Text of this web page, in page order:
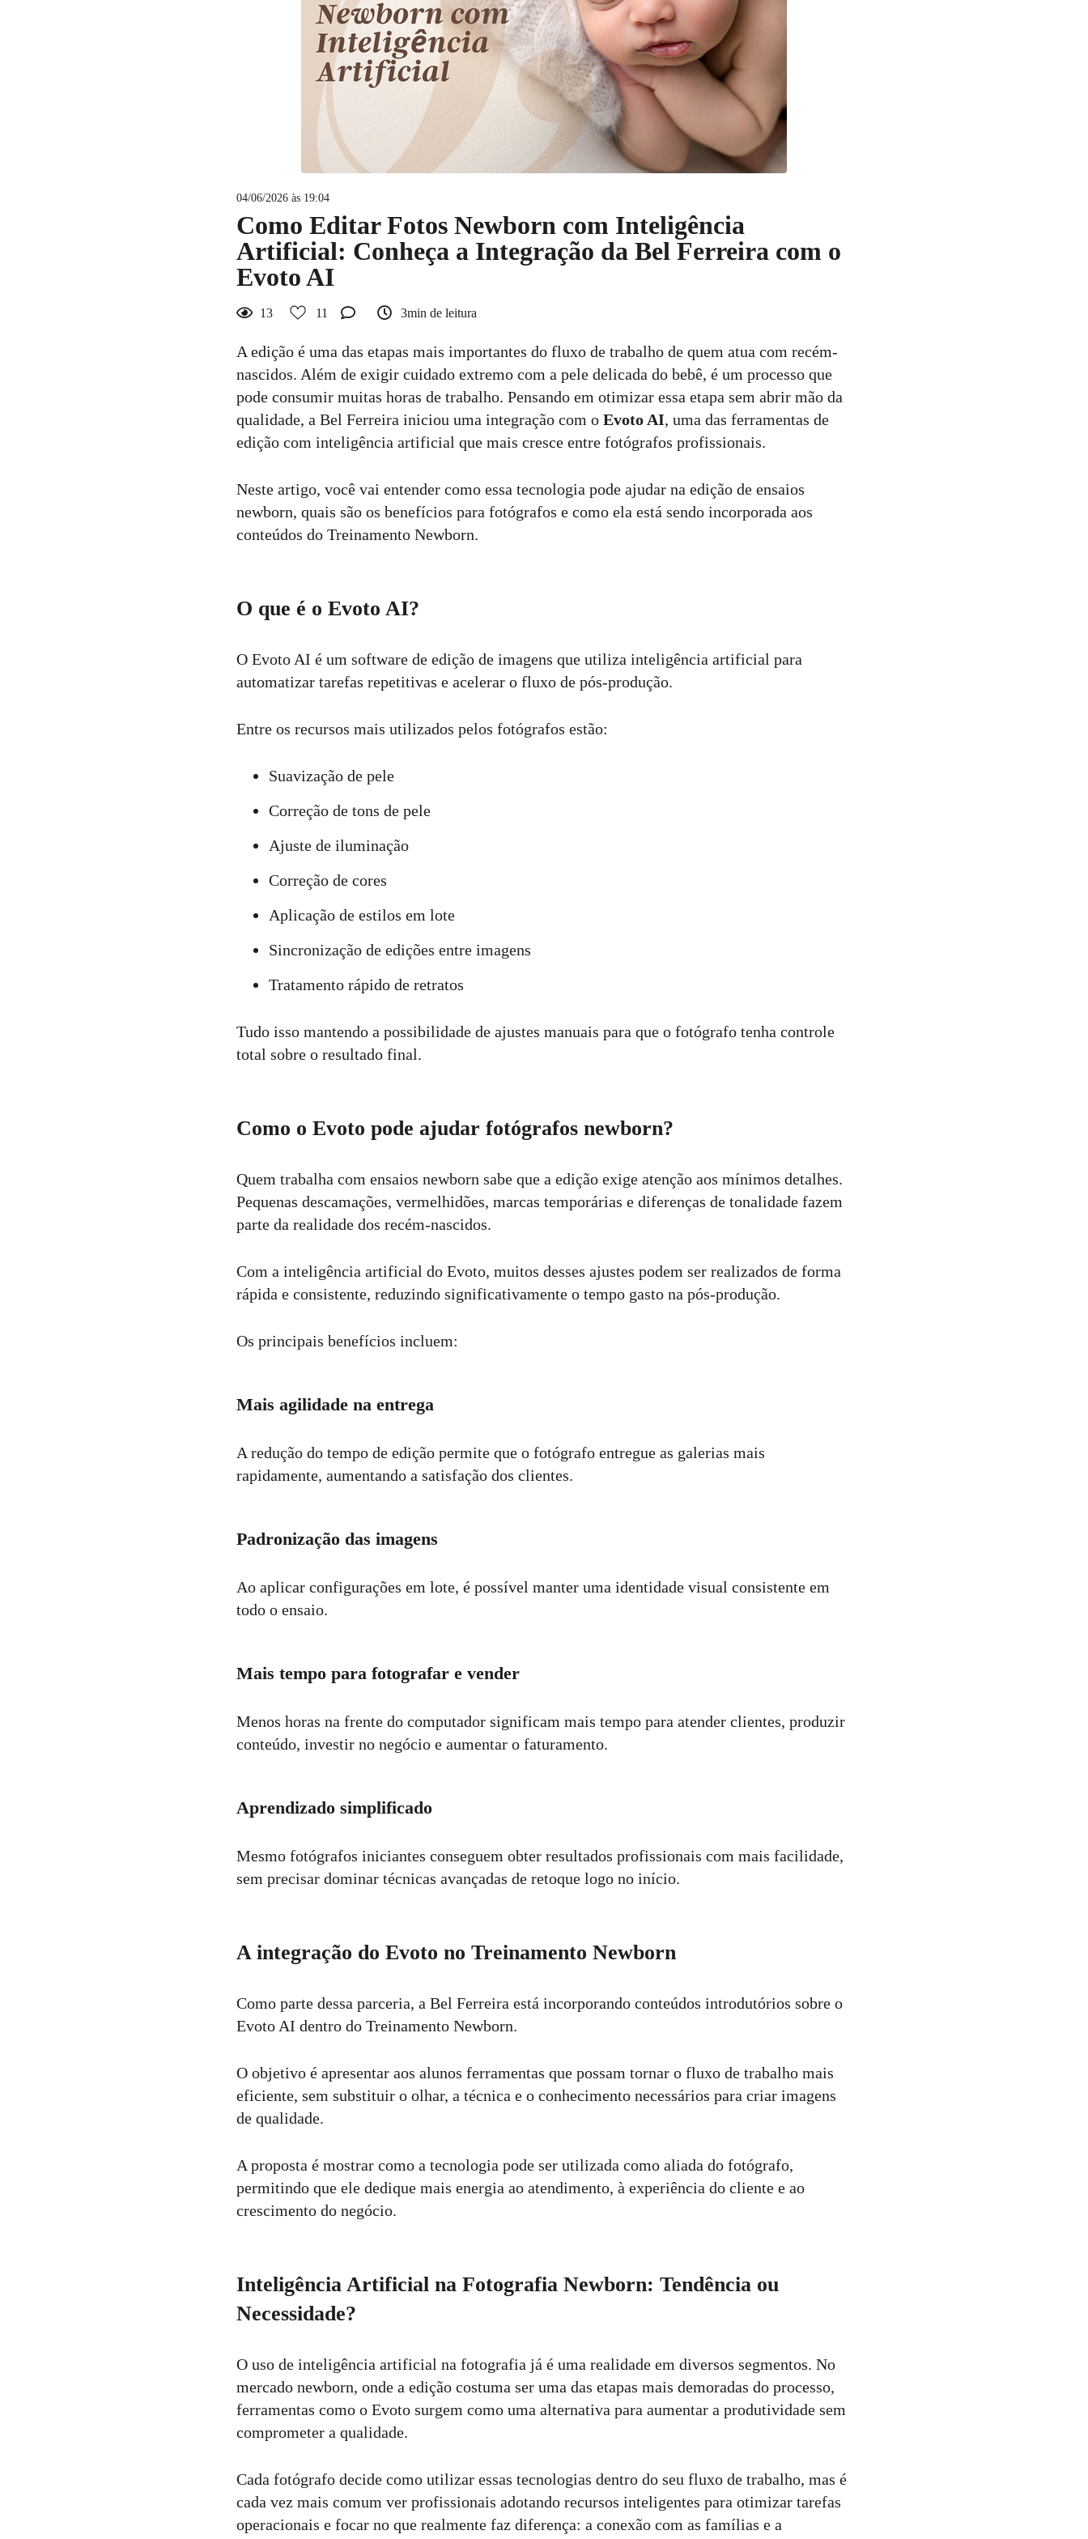
04/06/2026 às 19:04
Como Editar Fotos Newborn com Inteligência
Artificial: Conheça a Integração da Bel Ferreira com o
Evoto AI
13 11 3min de leitura
A edição é uma das etapas mais importantes do fluxo de trabalho de quem atua com recém-
nascidos. Além de exigir cuidado extremo com a pele delicada do bebê, é um processo que
pode consumir muitas horas de trabalho. Pensando em otimizar essa etapa sem abrir mão da
qualidade, a Bel Ferreira iniciou uma integração com o Evoto AI, uma das ferramentas de
edição com inteligência artificial que mais cresce entre fotógrafos profissionais.
Neste artigo, você vai entender como essa tecnologia pode ajudar na edição de ensaios
newborn, quais são os benefícios para fotógrafos e como ela está sendo incorporada aos
conteúdos do Treinamento Newborn.
O que é o Evoto AI?
O Evoto AI é um software de edição de imagens que utiliza inteligência artificial para
automatizar tarefas repetitivas e acelerar o fluxo de pós-produção.
Entre os recursos mais utilizados pelos fotógrafos estão:
Suavização de pele
Correção de tons de pele
Ajuste de iluminação
Correção de cores
Aplicação de estilos em lote
Sincronização de edições entre imagens
Tratamento rápido de retratos
Tudo isso mantendo a possibilidade de ajustes manuais para que o fotógrafo tenha controle
total sobre o resultado final.
Como o Evoto pode ajudar fotógrafos newborn?
Quem trabalha com ensaios newborn sabe que a edição exige atenção aos mínimos detalhes.
Pequenas descamações, vermelhidões, marcas temporárias e diferenças de tonalidade fazem
parte da realidade dos recém-nascidos.
Com a inteligência artificial do Evoto, muitos desses ajustes podem ser realizados de forma
rápida e consistente, reduzindo significativamente o tempo gasto na pós-produção.
Os principais benefícios incluem:
Mais agilidade na entrega
A redução do tempo de edição permite que o fotógrafo entregue as galerias mais
rapidamente, aumentando a satisfação dos clientes.
Padronização das imagens
Ao aplicar configurações em lote, é possível manter uma identidade visual consistente em
todo o ensaio.
Mais tempo para fotografar e vender
Menos horas na frente do computador significam mais tempo para atender clientes, produzir
conteúdo, investir no negócio e aumentar o faturamento.
Aprendizado simplificado
Mesmo fotógrafos iniciantes conseguem obter resultados profissionais com mais facilidade,
sem precisar dominar técnicas avançadas de retoque logo no início.
A integração do Evoto no Treinamento Newborn
Como parte dessa parceria, a Bel Ferreira está incorporando conteúdos introdutórios sobre o
Evoto AI dentro do Treinamento Newborn.
O objetivo é apresentar aos alunos ferramentas que possam tornar o fluxo de trabalho mais
eficiente, sem substituir o olhar, a técnica e o conhecimento necessários para criar imagens
de qualidade.
A proposta é mostrar como a tecnologia pode ser utilizada como aliada do fotógrafo,
permitindo que ele dedique mais energia ao atendimento, à experiência do cliente e ao
crescimento do negócio.
Inteligência Artificial na Fotografia Newborn: Tendência ou
Necessidade?
O uso de inteligência artificial na fotografia já é uma realidade em diversos segmentos. No
mercado newborn, onde a edição costuma ser uma das etapas mais demoradas do processo,
ferramentas como o Evoto surgem como uma alternativa para aumentar a produtividade sem
comprometer a qualidade.
Cada fotógrafo decide como utilizar essas tecnologias dentro do seu fluxo de trabalho, mas é
cada vez mais comum ver profissionais adotando recursos inteligentes para otimizar tarefas
operacionais e focar no que realmente faz diferença: a conexão com as famílias e a